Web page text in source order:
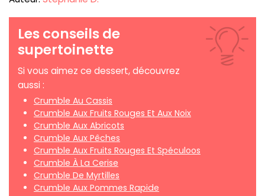
Les conseils de
supertoinette
Si vous aimez ce dessert, découvrez
aussi :
Crumble Au Cassis
Crumble Aux Fruits Rouges Et Aux Noix
Crumble Aux Abricots
Crumble Aux Pêches
Crumble Aux Fruits Rouges Et Spéculoos
Crumble À La Cerise
Crumble De Myrtilles
Crumble Aux Pommes Rapide